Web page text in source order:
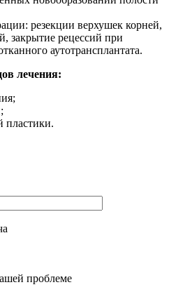
резекции верхушек корней,
закрытие рецессий при
аутотрансплантата.
лечения:
пластики.
проблеме